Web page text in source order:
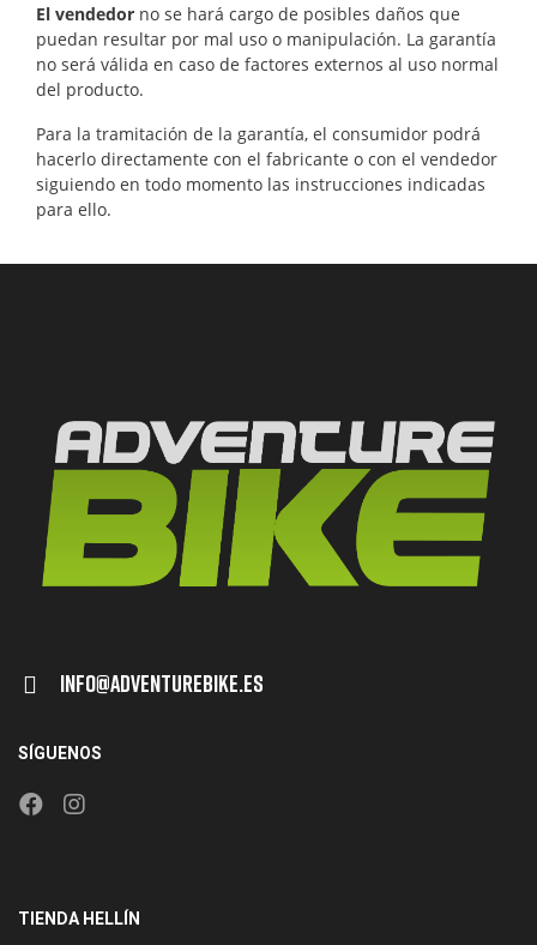
El vendedor no se hará cargo de posibles daños que
puedan resultar por mal uso o manipulación. La garantía
no será válida en caso de factores externos al uso normal
del producto.
Para la tramitación de la garantía, el consumidor podrá
hacerlo directamente con el fabricante o con el vendedor
siguiendo en todo momento las instrucciones indicadas
para ello.
Info@adventurebike.es
SÍGUENOS
TIENDA HELLÍN